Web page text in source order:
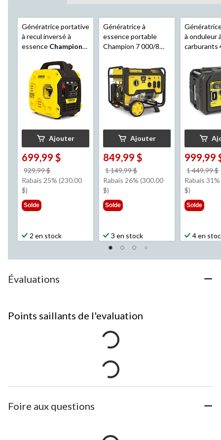
Génératrice portative
à recul inversé à
essence Champion
850 W/2 500 W
Ajouter
699,99 $
929,99 $
était
Rabais 25% (230.00
$)
Solde
2 en stock
Génératrice à
essence portable
Champion 7 000/8
technologie CO
Shield
Ajouter
849,99 $
1 149,99 $
était
Rabais 26% (300.00
$)
Solde
3 en stock
à onduleur
carburants
avec
Shield
999,99
1 449,99 $
Rabais
$)
Solde
4 en
Évaluations
Points saillants de l'evaluation
Foire aux questions